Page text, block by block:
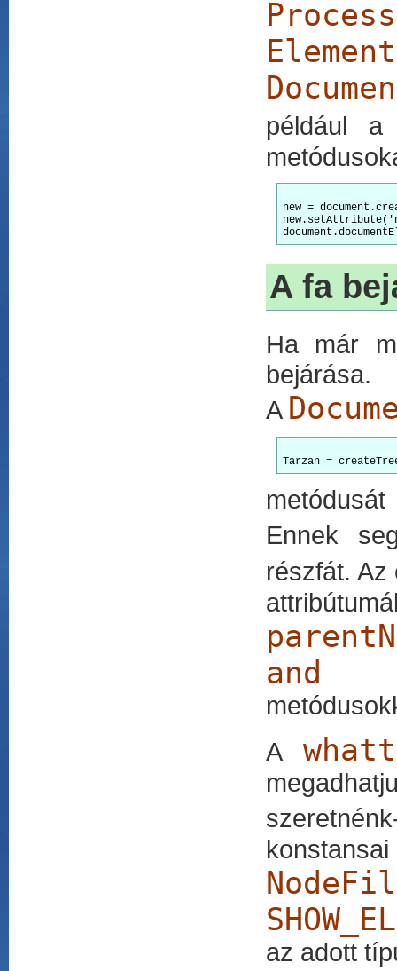
Element
például
new =
A fa
Ha már
bejárása.
A
Ennek
részfát.
and
A
az adott